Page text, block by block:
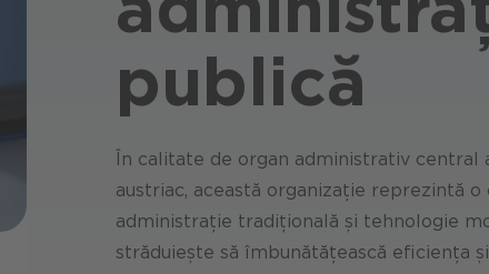
publică
În calitate de organ administrativ central
austriac, această organizație reprezintă
administrație tradițională și tehnologie
străduiește să îmbunătățească eficiența